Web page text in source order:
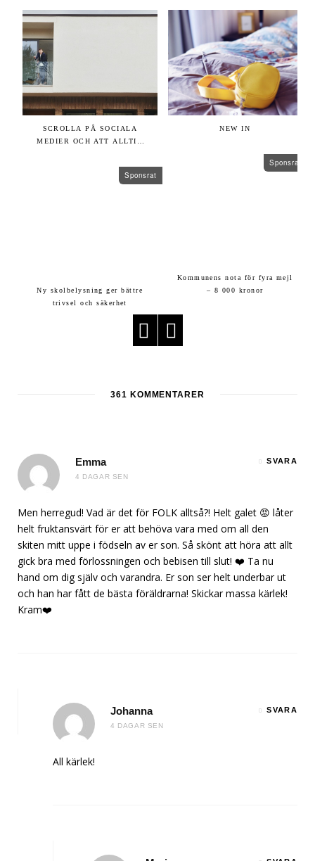
SCROLLA PÅ SOCIALA
MEDIER OCH ATT ALLTID
Sponsrat
Ny skolbelysning ger bättre
trivsel och säkerhet
NEW IN
Sponsrat
Kommunens nota för fyra mejl
– 8 000 kronor
361 KOMMENTARER
Emma
4 DAGAR SEN
SVARA
Men herregud! Vad är det för FOLK alltså?! Helt galet 😡 låter
helt fruktansvärt för er att behöva vara med om all den
skiten mitt uppe i födseln av er son. Så skönt att höra att allt
gick bra med förlossningen och bebisen till slut! ❤️ Ta nu
hand om dig själv och varandra. Er son ser helt underbar ut
och han har fått de bästa föräldrarna! Skickar massa kärlek!
Kram❤️
Johanna
4 DAGAR SEN
SVARA
All kärlek!